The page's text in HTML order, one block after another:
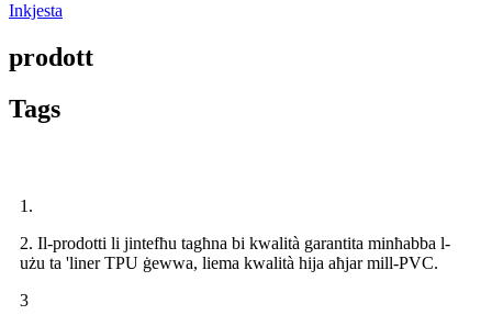
Inkjesta
prodott
Tags
1.
2. Il-prodotti li jintefħu tagħna bi kwalità garantita minħabba l-
użu ta 'liner TPU ġewwa, liema kwalità hija aħjar mill-PVC.
3